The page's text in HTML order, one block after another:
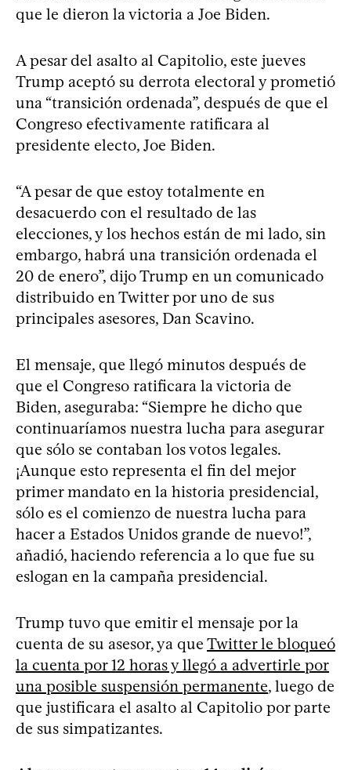
que le dieron la victoria a Joe Biden.
A pesar del asalto al Capitolio, este jueves
Trump aceptó su derrota electoral y prometió
una “transición ordenada”, después de que el
Congreso efectivamente ratificara al
presidente electo, Joe Biden.
“A pesar de que estoy totalmente en
desacuerdo con el resultado de las
elecciones, y los hechos están de mi lado, sin
embargo, habrá una transición ordenada el
20 de enero”, dijo Trump en un comunicado
distribuido en Twitter por uno de sus
principales asesores, Dan Scavino.
El mensaje, que llegó minutos después de
que el Congreso ratificara la victoria de
Biden, aseguraba: “Siempre he dicho que
continuaríamos nuestra lucha para asegurar
que sólo se contaban los votos legales.
¡Aunque esto representa el fin del mejor
primer mandato en la historia presidencial,
sólo es el comienzo de nuestra lucha para
hacer a Estados Unidos grande de nuevo!”,
añadió, haciendo referencia a lo que fue su
eslogan en la campaña presidencial.
Trump tuvo que emitir el mensaje por la
cuenta de su asesor, ya que Twitter le bloqueó
la cuenta por 12 horas y llegó a advertirle por
una posible suspensión permanente, luego de
que justificara el asalto al Capitolio por parte
de sus simpatizantes.